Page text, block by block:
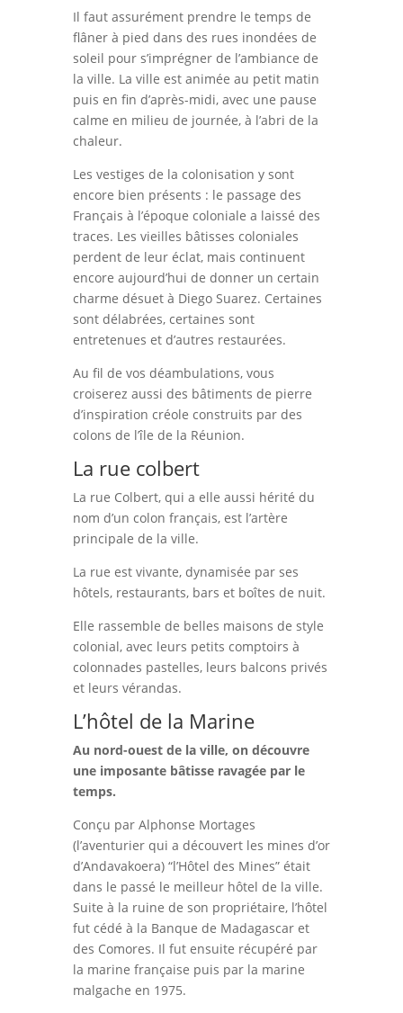
Il faut assurément prendre le temps de
flâner à pied dans des rues inondées de
soleil pour s’imprégner de l’ambiance de
la ville. La ville est animée au petit matin
puis en fin d’après-midi, avec une pause
calme en milieu de journée, à l’abri de la
chaleur.
Les vestiges de la colonisation y sont
encore bien présents : le passage des
Français à l’époque coloniale a laissé des
traces. Les vieilles bâtisses coloniales
perdent de leur éclat, mais continuent
encore aujourd’hui de donner un certain
charme désuet à Diego Suarez. Certaines
sont délabrées, certaines sont
entretenues et d’autres restaurées.
Au fil de vos déambulations, vous
croiserez aussi des bâtiments de pierre
d’inspiration créole construits par des
colons de l’île de la Réunion.
La rue colbert
La rue Colbert, qui a elle aussi hérité du
nom d’un colon français, est l’artère
principale de la ville.
La rue est vivante, dynamisée par ses
hôtels, restaurants, bars et boîtes de nuit.
Elle rassemble de belles maisons de style
colonial, avec leurs petits comptoirs à
colonnades pastelles, leurs balcons privés
et leurs vérandas.
L’hôtel de la Marine
Au nord-ouest de la ville, on découvre
une imposante bâtisse ravagée par le
temps.
Conçu par Alphonse Mortages
(l’aventurier qui a découvert les mines d’or
d’Andavakoera) “l’Hôtel des Mines” était
dans le passé le meilleur hôtel de la ville.
Suite à la ruine de son propriétaire, l’hôtel
fut cédé à la Banque de Madagascar et
des Comores. Il fut ensuite récupéré par
la marine française puis par la marine
malgache en 1975.